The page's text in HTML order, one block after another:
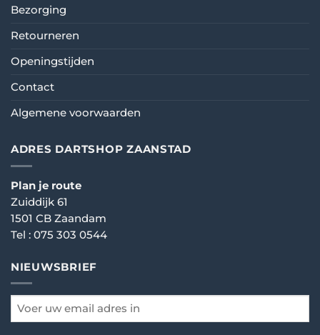
Bezorging
Retourneren
Openingstijden
Contact
Algemene voorwaarden
ADRES DARTSHOP ZAANSTAD
Plan je route
Zuiddijk 61
1501 CB Zaandam
Tel : 075 303 0544
NIEUWSBRIEF
email
*